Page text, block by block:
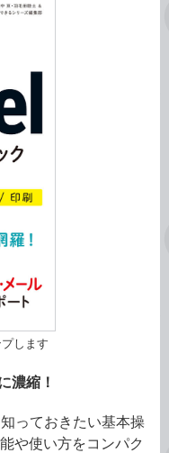
します
濃縮！
っておきたい基本操
や使い方をコンパク